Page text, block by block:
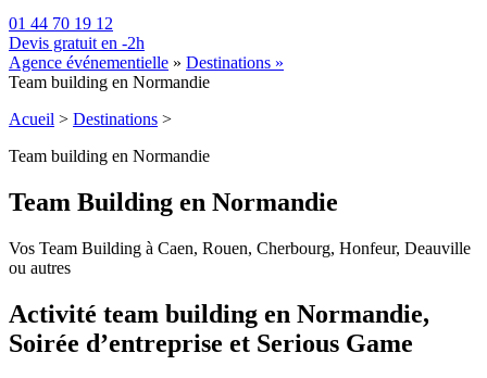
01 44 70 19 12
Devis gratuit en -2h
Agence événementielle » Destinations »
Team building en Normandie
Acueil > Destinations >
Team building en Normandie
Team Building en Normandie
Vos Team Building à Caen, Rouen, Cherbourg, Honfeur, Deauville
ou autres
Activité team building en Normandie,
Soirée d’entreprise et Serious Game